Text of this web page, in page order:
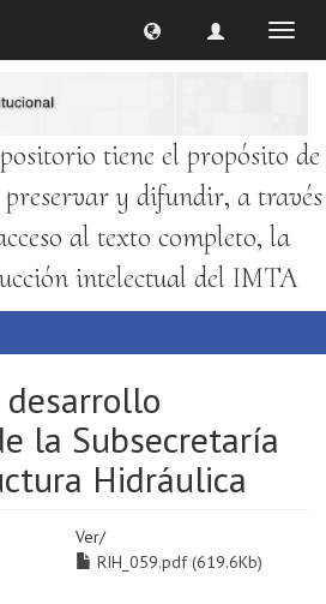
tiene el propósito de
y difundir, a través
al texto completo, la
intelectual del IMTA
desarrollo
la Subsecretaría
Hidráulica
Ver/
RIH_059.pdf (619.6Kb)